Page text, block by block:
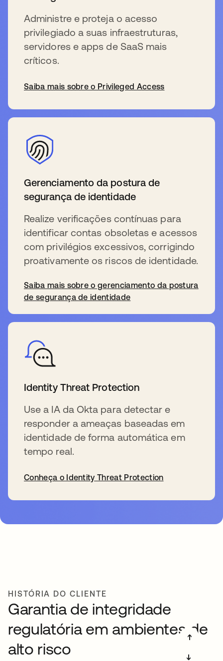
Administre e proteja o acesso
privilegiado a suas infraestruturas,
servidores e apps de SaaS mais
críticos.
Saiba mais sobre o Privileged Access
Gerenciamento da postura de
segurança de identidade
Realize verificações contínuas para
identificar contas obsoletas e acessos
com privilégios excessivos, corrigindo
proativamente os riscos de identidade.
Saiba mais sobre o gerenciamento da postura
de segurança de identidade
Identity Threat Protection
Use a IA da Okta para detectar e
responder a ameaças baseadas em
identidade de forma automática em
tempo real.
Conheça o Identity Threat Protection
HISTÓRIA DO CLIENTE
Garantia de integridade
regulatória em ambientes de
alto risco
➔
➔